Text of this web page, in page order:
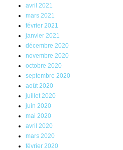
avril 2021
mars 2021
février 2021
janvier 2021
décembre 2020
novembre 2020
octobre 2020
septembre 2020
août 2020
juillet 2020
juin 2020
mai 2020
avril 2020
mars 2020
février 2020